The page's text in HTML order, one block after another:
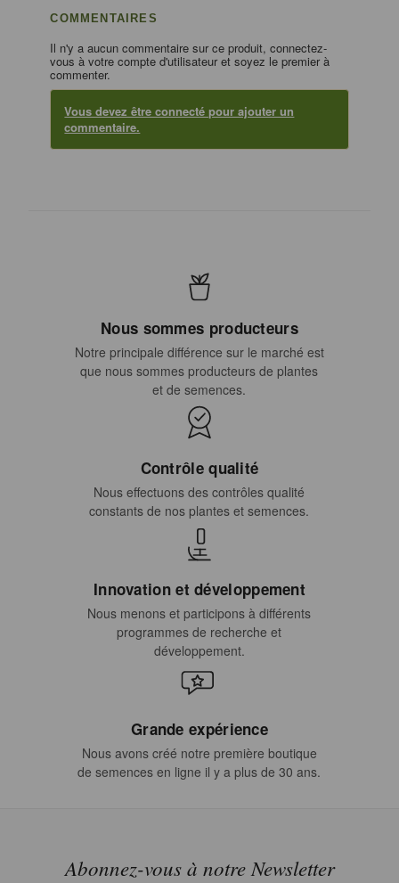
COMMENTAIRES
Il n'y a aucun commentaire sur ce produit, connectez-
vous à votre compte d'utilisateur et soyez le premier à
commenter.
Vous devez être connecté pour ajouter un
commentaire.
Nous sommes producteurs
Notre principale différence sur le marché est
que nous sommes producteurs de plantes
et de semences.
Contrôle qualité
Nous effectuons des contrôles qualité
constants de nos plantes et semences.
Innovation et développement
Nous menons et participons à différents
programmes de recherche et
développement.
Grande expérience
Nous avons créé notre première boutique
de semences en ligne il y a plus de 30 ans.
Abonnez-vous à notre Newsletter